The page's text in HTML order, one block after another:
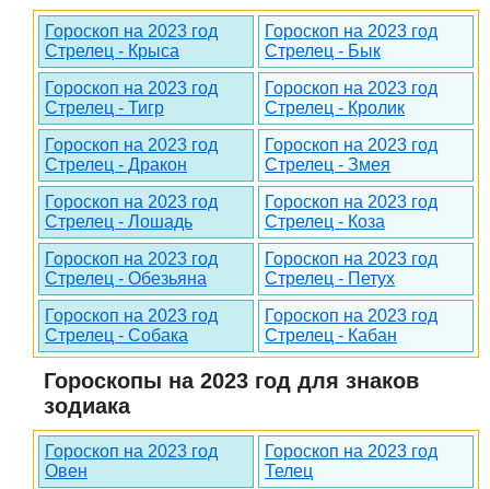
Гороскоп на 2023 год
Стрелец - Крыса
Гороскоп на 2023 год
Стрелец - Бык
Гороскоп на 2023 год
Стрелец - Тигр
Гороскоп на 2023 год
Стрелец - Кролик
Гороскоп на 2023 год
Стрелец - Дракон
Гороскоп на 2023 год
Стрелец - Змея
Гороскоп на 2023 год
Стрелец - Лошадь
Гороскоп на 2023 год
Стрелец - Коза
Гороскоп на 2023 год
Стрелец - Обезьяна
Гороскоп на 2023 год
Стрелец - Петух
Гороскоп на 2023 год
Стрелец - Собака
Гороскоп на 2023 год
Стрелец - Кабан
Гороскопы на 2023 год для знаков
зодиака
Гороскоп на 2023 год
Овен
Гороскоп на 2023 год
Телец